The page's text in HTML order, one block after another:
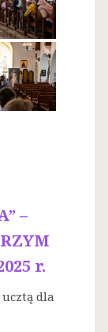
–
r.
dla